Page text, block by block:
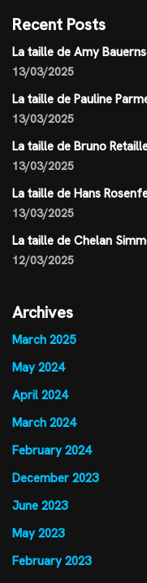
Recent Posts
La taille de Amy
13/03/2025
La taille de Pauline
13/03/2025
La taille de Bruno
13/03/2025
La taille de Hans
13/03/2025
La taille de Chelan
12/03/2025
Archives
March 2025
May 2024
April 2024
March 2024
February 2024
December 2023
June 2023
May 2023
February 2023